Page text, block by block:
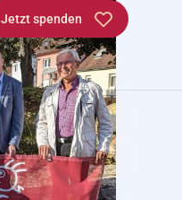
Jetzt spenden